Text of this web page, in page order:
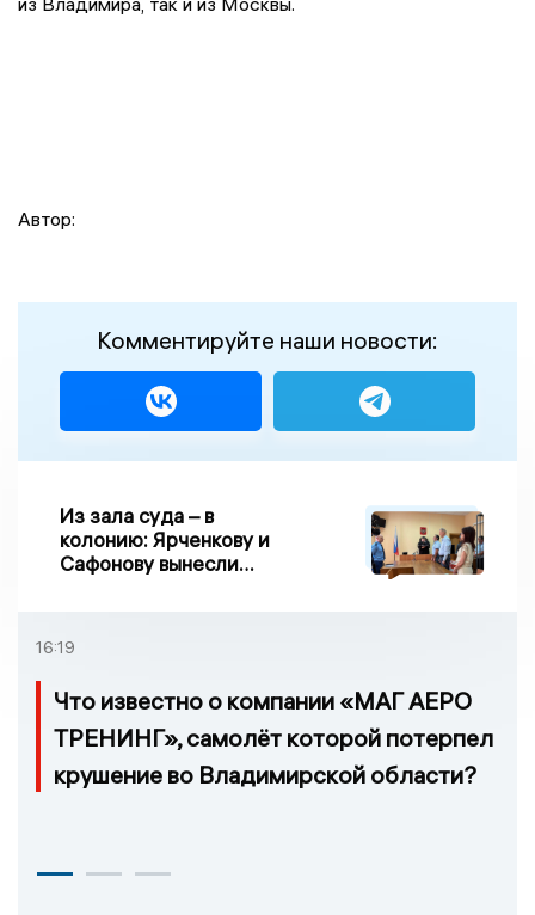
Автор:
Комментируйте наши новости:
Из зала суда – в
колонию: Ярченкову и
Сафонову вынесли
16:19
Что известно о компании «МАГ АЕРО
ТРЕНИНГ», самолёт которой потерпел
крушение во Владимирской области?